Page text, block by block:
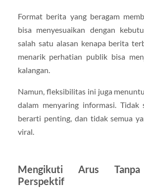
Format berita yang beragam
bisa menyesuaikan dengan
salah satu alasan kenapa berita
menarik perhatian publik bisa
kalangan.
Namun, fleksibilitas ini juga
dalam menyaring informasi. Tidak
berarti penting, dan tidak semua
viral.
Mengikuti Arus Tanpa
Perspektif